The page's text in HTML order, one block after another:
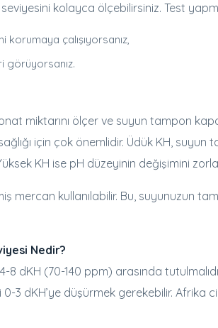
kolayca ölçebilirsiniz. Test
çalışıyorsanız,
görüyorsanız.
miktarını ölçer ve suyun tampon
sağlığı için çok önemlidir. Üdük KH,
KH ise pH düzeyinin değişimini
mercan kullanılabilir. Bu, suyunuzun
Nedir?
8 dKH (70-140 ppm) arasında
0-3 dKH’ye düşürmek gerekebilir. Afrika